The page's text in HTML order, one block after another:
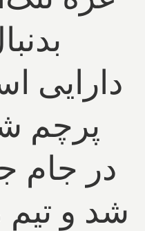
دارایی
پرچم
در جام
شد و تیم